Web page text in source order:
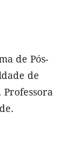
de Pós-
de
Professora